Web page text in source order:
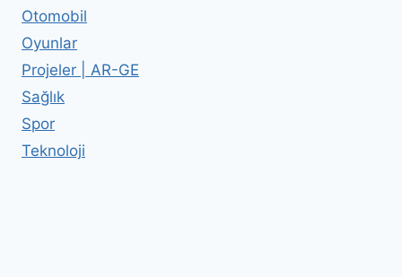
Otomobil
Oyunlar
Projeler | AR-GE
Sağlık
Spor
Teknoloji